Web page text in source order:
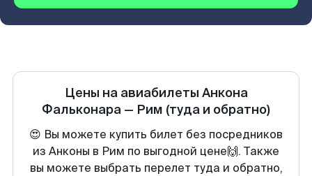
Цены на авиабилеты Анкона
Фальконара — Рим (туда и обратно)
😍 Вы можете купить билет без посредников
из Анконы в Рим по выгодной цене🙌. Также
вы можете выбрать перелет туда и обратно,